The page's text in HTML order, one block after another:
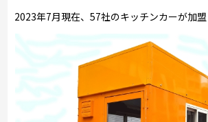
2023年7月現在、57社のキッチンカーが加盟